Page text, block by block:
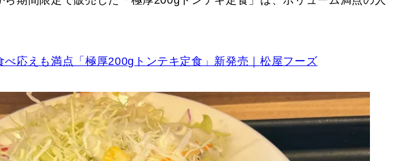
べ応えも満点「極厚200gトンテキ定食」新発売｜松屋フーズ